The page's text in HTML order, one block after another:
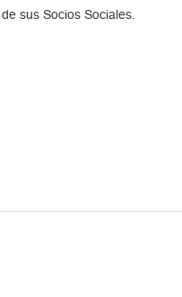
sus Socios Sociales.